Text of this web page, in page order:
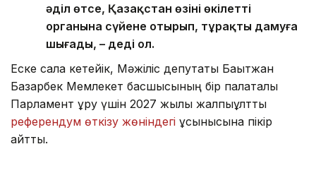
әділ өтсе, Қазақстан өзінің өкілетті
органына сүйене отырып, тұрақты дамуға
шығады, – деді ол.
Еске сала кетейік, Мәжіліс депутаты Бақытжан
Базарбек Мемлекет басшысының бір палаталы
Парламент құру үшін 2027 жылы жалпыұлттық
референдум өткізу жөніндегі ұсынысына пікір
айтты.